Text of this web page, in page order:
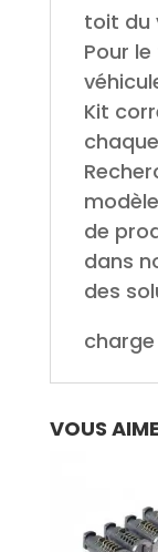
toit du
Pour
Kit
de
dans
des
charge
VOUS